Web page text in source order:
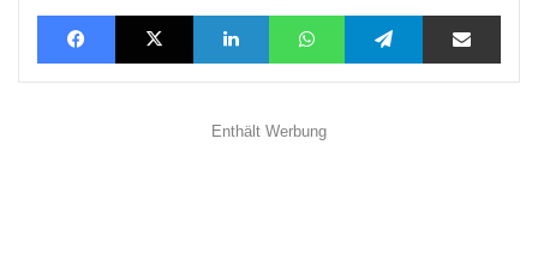
FacebookX LinkedInWhatsAppTelegramTeilen via E-Mail
Enthält Werbung